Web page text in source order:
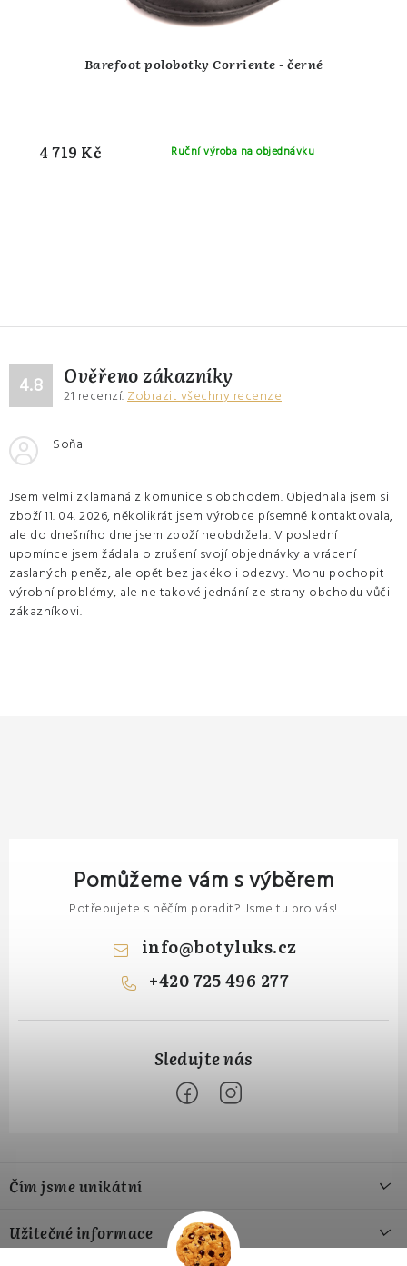
Barefoot polobotky Corriente - černé
Ruční výroba na objednávku
4 719 Kč
4.8 Ověřeno zákazníky
21 recenzí. Zobrazit všechny recenze
Soňa
Jsem velmi zklamaná z komunice s obchodem. Objednala jsem si
zboží 11. 04. 2026, několikrát jsem výrobce písemně kontaktovala,
ale do dnešního dne jsem zboží neobdržela. V poslední
upomínce jsem žádala o zrušení svojí objednávky a vrácení
zaslaných peněz, ale opět bez jakékoli odezvy. Mohu pochopit
výrobní problémy, ale ne takové jednání ze strany obchodu vůči
zákazníkovi.
Pomůžeme vám s výběrem
Potřebujete s něčím poradit? Jsme tu pro vás!
info@botyluks.cz
+420 725 496 277
p
a
t
Čím jsme unikátní
Užitečné informace